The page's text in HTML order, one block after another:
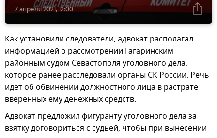
7 апреля 2021, 12:00
Как установили следователи, адвокат располагал
информацией о рассмотрении Гагаринским
районным судом Севастополя уголовного дела,
которое ранее расследовали органы СК России. Речь
идет об обвинении должностного лица в растрате
вверенных ему денежных средств.
Адвокат предложил фигуранту уголовного дела за
взятку договориться с судьей, чтобы при вынесении